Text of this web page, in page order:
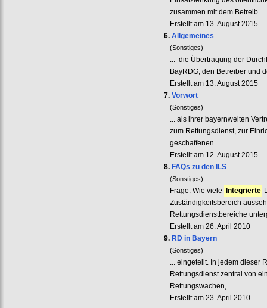
zusammen mit dem Betreib ...
Erstellt am 13. August 2015
6.Allgemeines
(Sonstiges)
... die Übertragung der
BayRDG, den Betreiber und
Erstellt am 13. August 2015
7.Vorwort
(Sonstiges)
... als ihrer bayernweiten
zum Rettungsdienst, zur
geschaffenen ...
Erstellt am 12. August 2015
8. FAQs zu den ILS
(Sonstiges)
Frage: Wie viele Integrierte
Zuständigkeitsbereich
Rettungsdienstbereiche
Erstellt am 26. April 2010
9. RD in Bayern
(Sonstiges)
... eingeteilt. In jedem dieser
Rettungsdienst zentral von
Rettungswachen, ...
Erstellt am 23. April 2010